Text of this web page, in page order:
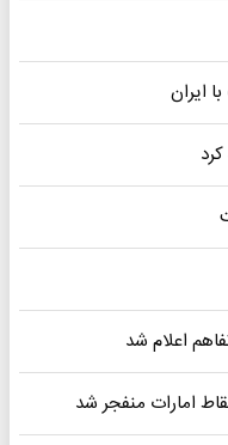
ایران
اعلام شد
امارات منفجر شد